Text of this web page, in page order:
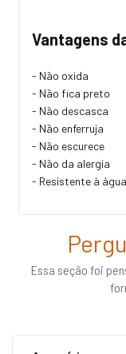
Vantagens
- Não oxida
- Não fica preto
- Não descasca
- Não enferruja
- Não escurece
- Não da alergia
- Resistente à
Essa seção foi